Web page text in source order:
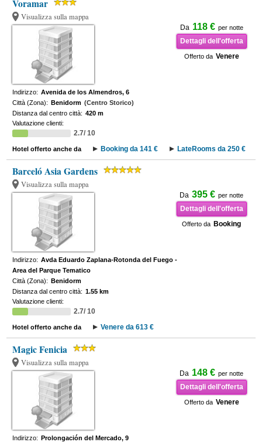
Voramar
Visualizza sulla mappa
Da 118 € per notte
Dettagli dell'offerta
Offerto da Venere
Indirizzo: Avenida de los Almendros, 6
Città (Zona): Benidorm (Centro Storico)
Distanza dal centro città: 420 m
Valutazione clienti:
2.7/ 10
Hotel offerto anche da Booking da 141 € LateRooms da 250 €
Barceló Asia Gardens
Visualizza sulla mappa
Da 395 € per notte
Dettagli dell'offerta
Offerto da Booking
Indirizzo: Avda Eduardo Zaplana-Rotonda del Fuego -
Area del Parque Tematico
Città (Zona): Benidorm
Distanza dal centro città: 1.55 km
Valutazione clienti:
2.7/ 10
Hotel offerto anche da Venere da 613 €
Magic Fenicia
Visualizza sulla mappa
Da 148 € per notte
Dettagli dell'offerta
Offerto da Venere
Indirizzo: Prolongación del Mercado, 9